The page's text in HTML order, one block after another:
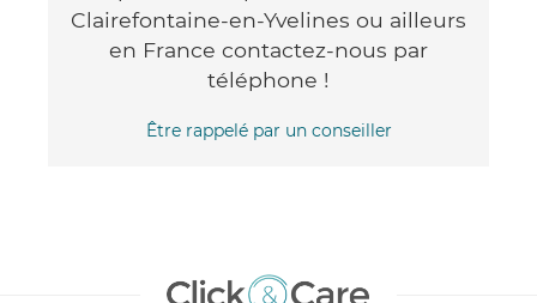
Clairefontaine-en-Yvelines ou ailleurs
en France contactez-nous par
téléphone !
Être rappelé par un conseiller